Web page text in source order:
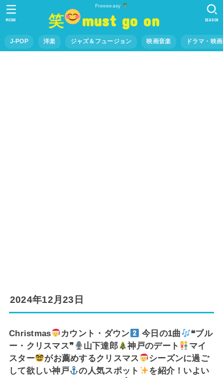
Freeeeasy
笑 must go on
J-POP 洋楽 ジャズ＆フュージョン 映画音楽 ドラマ・映
SEARCH
MENU
2024年12月23日
Christmas カウント・ダウン 今日の1曲
❝ブル
ー・クリスマス❞
山下達郎 神戸のデート
マイ
スター
がお薦めするクリスマス
シーズンに過ご
して欲しい神戸
の人気スポット
を紹介！いよい